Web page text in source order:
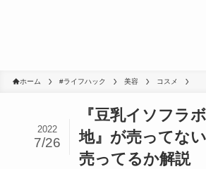
ホーム #ライフハック 美容 コスメ
『豆乳イソフラ
地』が売ってな
売ってるか解説
2022
7/26